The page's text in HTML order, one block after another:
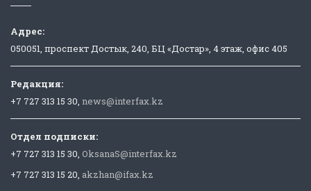
Адрес:
050051, проспект Достык, 240, БЦ «Достар», 4 этаж, офис 405
Редакция:
+7 727 313 15 30, news@interfax.kz
Отдел подписки:
+7 727 313 15 30, OksanaS@interfax.kz
+7 727 313 15 20, akzhan@ifax.kz